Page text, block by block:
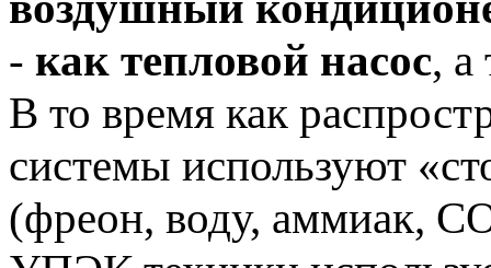
- как тепловой насос, а
В то время как
системы используют
(фреон, воду, аммиак,